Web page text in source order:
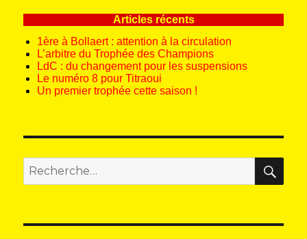
Articles récents
1ère à Bollaert : attention à la circulation
L’arbitre du Trophée des Champions
LdC : du changement pour les suspensions
Le numéro 8 pour Titraoui
Un premier trophée cette saison !
pour
: